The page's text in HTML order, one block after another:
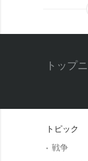
トップ
トピック
戦争